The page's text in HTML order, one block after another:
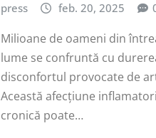
press feb. 20, 2025
Milioane de oameni din
lume se confruntă cu
disconfortul provocate de
Această afecțiune
cronică poate…